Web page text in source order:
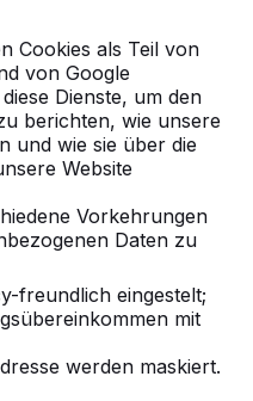
Cookies als Teil von
von Google
Dienste, um den
berichten, wie unsere
und wie sie über die
Website
Vorkehrungen
Daten zu
freundlich eingestelt;
mit
werden maskiert.
bei der
der Einheiten
17-03-2020
langlebig und